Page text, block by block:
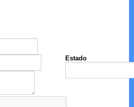
Estado